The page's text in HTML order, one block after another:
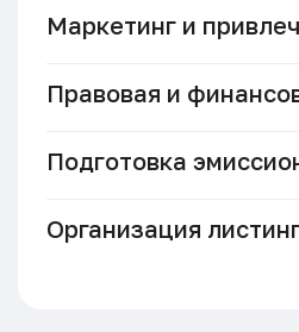
Маркетинг и
Правовая и
Подготовка
Организация